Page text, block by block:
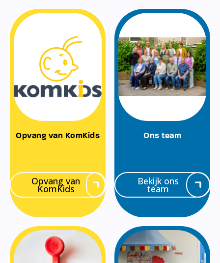
Opvang van KomKids
Opvang van
KomKids
Ons team
Bekijk ons
team